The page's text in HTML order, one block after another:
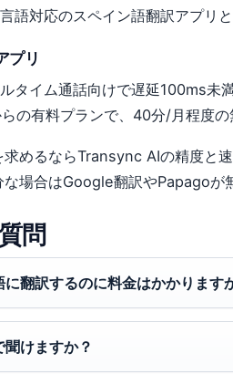
語対応のスペイン語翻訳アプリ
プリ
タイム通話向けで遅延100ms
の有料プランで、40分/月程度
求めるならTransync AIの精度と
な場合はGoogle翻訳やPapago
問
翻訳するのに料金はかかります
けますか？